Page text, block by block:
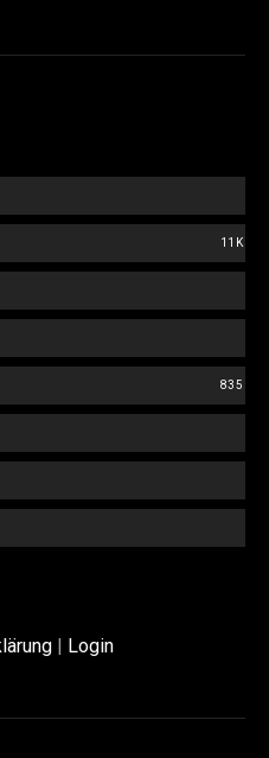
11K
835
| Login